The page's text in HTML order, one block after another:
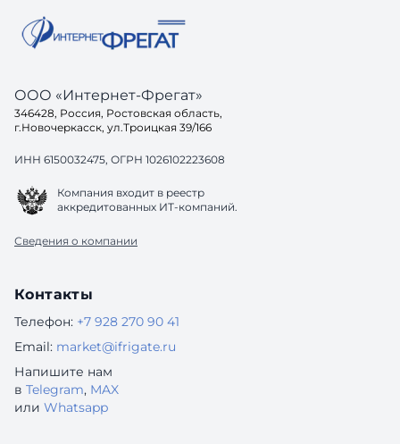
ООО «Интернет-Фрегат»
346428, Россия, Ростовская область,
г.Новочеркасск, ул.Троицкая 39/166
ИНН 6150032475, ОГРН 1026102223608
Компания входит в реестр
аккредитованных ИТ-компаний.
Сведения о компании
Контакты
Телефон: +7 928 270 90 41
Email: market@ifrigate.ru
Напишите нам
в Telegram, MAX
или Whatsapp